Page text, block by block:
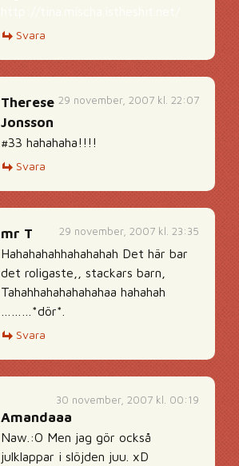
Svara
29 november, 2007 kl. 22:07
Therese
Jonsson
#33 hahahaha!!!!
Svara
29 november, 2007 kl. 23:35
mr T
Hahahahahhahahahah Det här bar
det roligaste,, stackars barn,
Tahahhahahahahahaa hahahah
………*dör*.
Svara
30 november, 2007 kl. 00:19
Amandaaa
Naw.:O Men jag gör också
julklappar i slöjden juu. xD